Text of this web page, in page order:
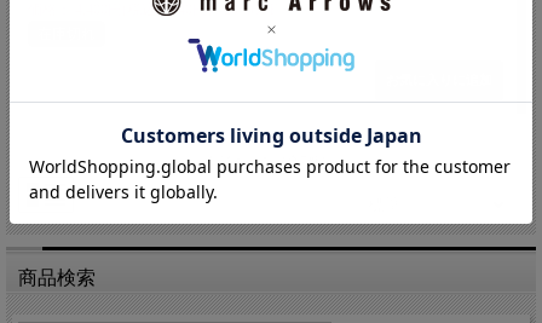
価格： 4,400円(税込 4,840円)<20%OFF>
1 / 1ページ （全7件）
商品検索